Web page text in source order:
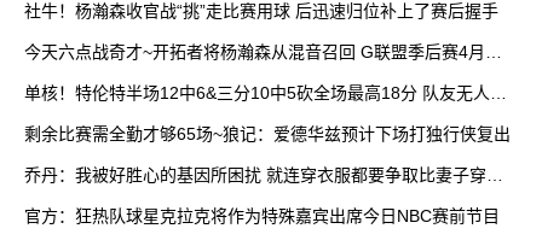
社牛！杨瀚森收官战“挑”走比赛用球 后迅速归位补上了赛后握手
今天六点战奇才~开拓者将杨瀚森从混音召回 G联盟季后赛4月开
单核！特伦特半场12中6&三分10中5砍全场最高18分 队友无人上
剩余比赛需全勤才够65场~狼记：爱德华兹预计下场打独行侠复出
乔丹：我被好胜心的基因所困扰 就连穿衣服都要争取比妻子穿得
官方：狂热队球星克拉克将作为特殊嘉宾出席今日NBC赛前节目